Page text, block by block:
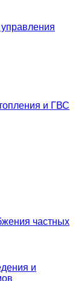
и ГВС
частных
и